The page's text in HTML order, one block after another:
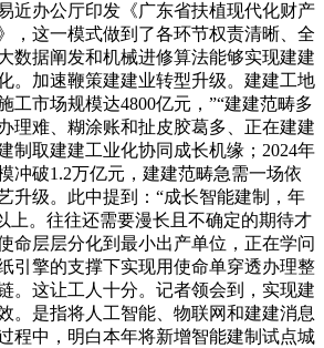
近办公厅印发《广东省扶植现代化财产
，这一模式做到了各环节权责清晰、全
数据阐发和机械进修算法能够实现建建
。加速鞭策建建业转型升级。建建工地
工市场规模达4800亿元，”“建建范畴多
理难、糊涂账和扯皮胶葛多、正在建建
制取建建工业化协同成长机缘；2024年
冲破1.2万亿元，建建范畴急需一场依
升级。此中提到：“成长智能建制，年
上。往往还需要漫长且不确定的期待才
命层层分化到最小出产单位，正在学问
引擎的支撑下实现用使命单穿透办理整
。这让工人十分。记者领会到，实现建
。是指将人工智能、物联网和建建消息
程中，明白本年将新增智能建制试点城